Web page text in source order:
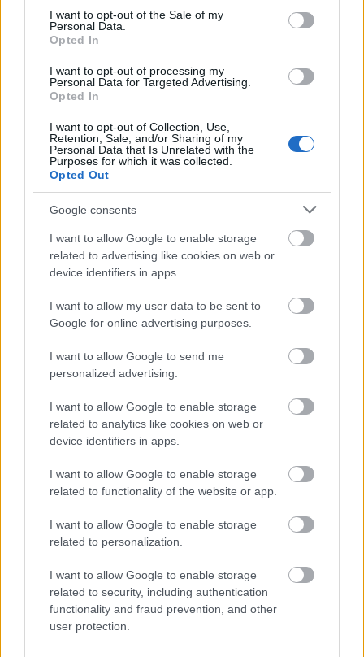
consent section.
I want to opt-out of the Sale of my
Personal Data.
Opted In
I want to opt-out of processing my
Personal Data for Targeted Advertising.
Opted In
I want to opt-out of Collection, Use,
Retention, Sale, and/or Sharing of my
Personal Data that Is Unrelated with the
Purposes for which it was collected.
Opted Out
Google consents
I want to allow Google to enable storage
related to advertising like cookies on web or
device identifiers in apps.
I want to allow my user data to be sent to
Google for online advertising purposes.
I want to allow Google to send me
personalized advertising.
I want to allow Google to enable storage
related to analytics like cookies on web or
device identifiers in apps.
I want to allow Google to enable storage
related to functionality of the website or app.
I want to allow Google to enable storage
related to personalization.
I want to allow Google to enable storage
related to security, including authentication
functionality and fraud prevention, and other
user protection.
Frozen yogurt ή παγωτό; Ποιο είναι τελικά πιο υγιεινό
Η Apple αποφασίζει ποιος μένει και ποιος φεύγει και
οι κανόνες δεν είναι ίδιοι για όλους
Η Γιορτή Θράψαλου στην Αβυθο με γεύση και χορό